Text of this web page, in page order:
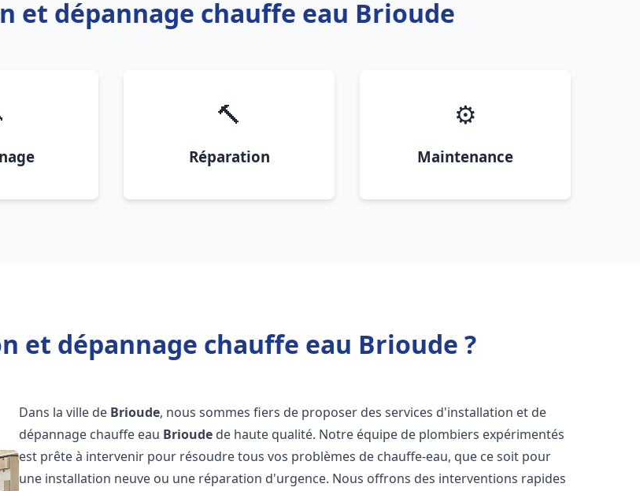
et dépannage chauffe eau Brioude
🔨
Réparation
⚙️
Maintenance
et dépannage chauffe eau Brioude ?
Dans la ville de Brioude, nous sommes fiers de proposer des services d'installation et de
dépannage chauffe eau Brioude de haute qualité. Notre équipe de plombiers expérimentés
est prête à intervenir pour résoudre tous vos problèmes de chauffe-eau, que ce soit pour
une installation neuve ou une réparation d'urgence. Nous offrons des interventions rapides